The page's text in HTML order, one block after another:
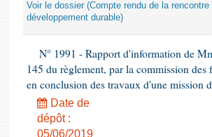
Voir le dossier (Compte rendu de la
développement durable)
N° 1991 - Rapport d'information de
145 du règlement, par la commission
en conclusion des travaux d'une mission
Date de
dépôt :
05/06/2019